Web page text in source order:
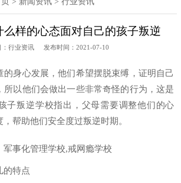
么样的心态面对自己的孩子叛逆
：行业资讯 发布时间：2021-07-10
的身心发展，他们希望摆脱束缚，证明自己
所以他们会做出一些非常奇怪的行为，这是
子叛逆学校指出，父母需要调整他们的心
帮助他们安全度过叛逆时期。
军事化管理学校,戒网瘾学校
的特点